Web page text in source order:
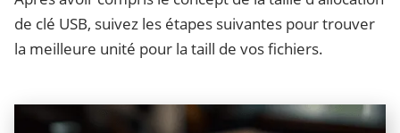
de clé USB, suivez les étapes suivantes pour trouver
la meilleure unité pour la taill de vos fichiers.